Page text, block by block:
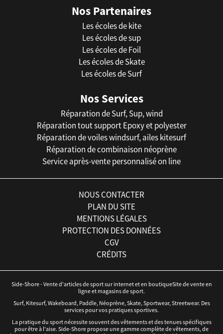
Nos Partenaires
Les écoles de kite
Les écoles de sup
Les écoles de Foil
Les écoles de Skate
Les écoles de Surf
Nos Services
Réparation de Surf, Sup, wind
Réparation tout support Epoxy et polyester
Réparation de voiles windsurf, ailes kitesurf
Réparation de combinaison néoprène
Service après-vente personnalisé on line
NOUS CONTACTER
PLAN DU SITE
MENTIONS LÉGALES
PROTECTION DES DONNÉES
CGV
CRÉDITS
Side-Shore - Vente d'articles de sport sur internet et en boutiqueSite de vente en
ligne et magasins de sport.
Surf, Kitesurf, Wakeboard, Paddle, Néoprène, Skate, Sportwear, Streetwear. Des
services pour vos pratiques sportives.
La pratique du sport nécessite souvent des vêtements et des tenues spécifiques
pour être à l'aise. Side-Shore propose une gamme complète de vêtements, de